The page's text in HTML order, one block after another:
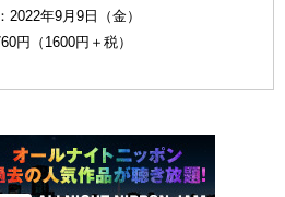
2022年9月9日（金）
円（1600円＋税）